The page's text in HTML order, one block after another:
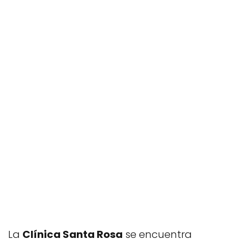
La Clínica Santa Rosa se encuentra